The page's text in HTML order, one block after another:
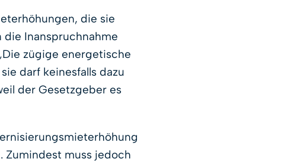
die sie
Inanspruchnahme
zügige energetische
darf keinesfalls dazu
der Gesetzgeber es
Zumindest muss jedoch